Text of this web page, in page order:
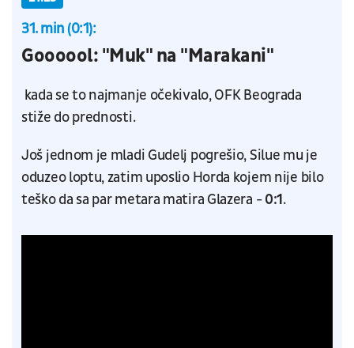
31. min (0:1):
Goooool: "Muk" na "Marakani"
kada se to najmanje očekivalo, OFK Beograda
stiže do prednosti.
Još jednom je mladi Gudelj pogrešio, Silue mu je
oduzeo loptu, zatim uposlio Horda kojem nije bilo
teško da sa par metara matira Glazera -0:1.